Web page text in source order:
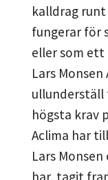
kalldrag
fungerar för
eller som
Lars
högsta krav
Aclima har
Lars
har, tagit